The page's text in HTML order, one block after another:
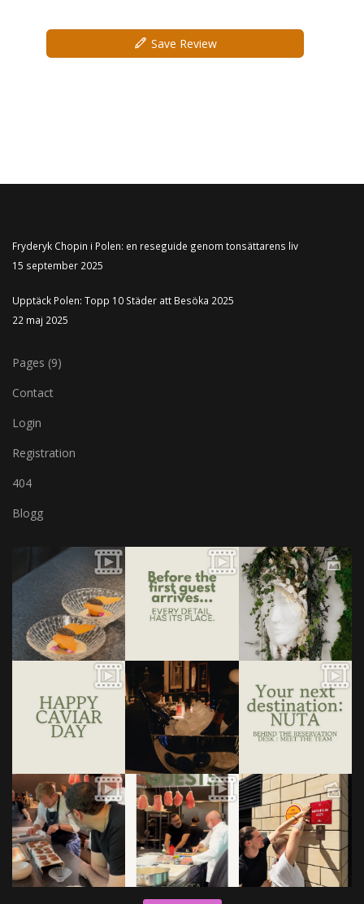
Save Review
Fryderyk Chopin i Polen: en reseguide genom tonsättarens liv
15 september 2025
Upptäck Polen: Topp 10 Städer att Besöka 2025
22 maj 2025
Pages (9)
Contact
Login
Registration
404
Blogg